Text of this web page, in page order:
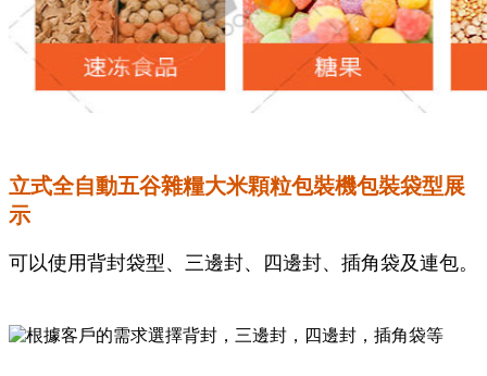
立式全自動五谷雜糧大米顆粒包裝機包裝袋型展
示
可以使用背封袋型、三邊封、四邊封、插角袋及連包。